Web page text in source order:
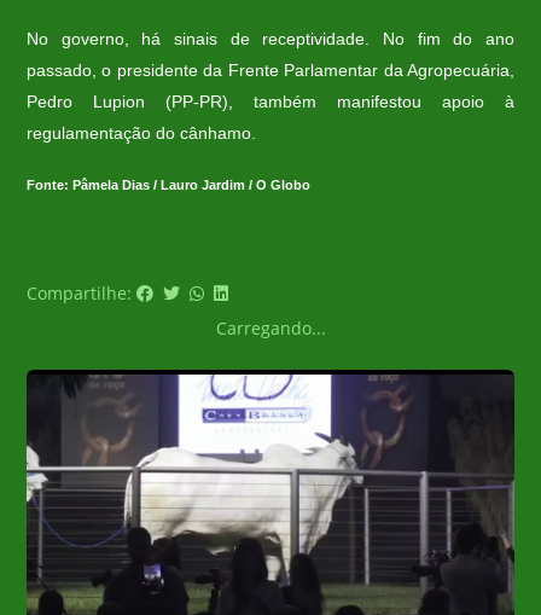
No governo, há sinais de receptividade. No fim do ano
passado, o presidente da Frente Parlamentar da Agropecuária,
Pedro Lupion (PP-PR), também manifestou apoio à
regulamentação do cânhamo.
Fonte: Pâmela Dias / Lauro Jardim / O Globo
Compartilhe:
Carregando...